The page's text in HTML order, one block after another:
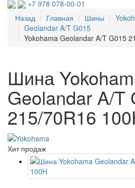
+7 978 078-00-01
Назад
Главная Шины
Geolandar A/T G015
Yokohama Geolandar A/T G015
Шина
Geolandar A/T
215/70R16
Хит продаж